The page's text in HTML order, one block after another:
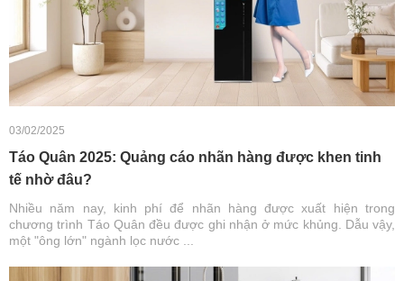
03/02/2025
Táo Quân 2025: Quảng cáo nhãn hàng được khen tinh
tế nhờ đâu?
Nhiều năm nay, kinh phí để nhãn hàng được xuất hiện trong
chương trình Táo Quân đều được ghi nhận ở mức khủng. Dẫu vậy,
một "ông lớn" ngành lọc nước ...